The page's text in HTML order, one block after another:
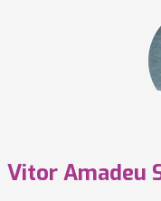
Vitor Amadeu